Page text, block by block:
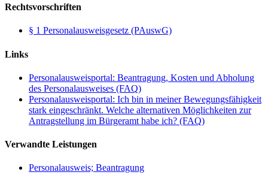
Rechtsvorschriften
§ 1 Personalausweisgesetz (PAuswG)
Links
Personalausweisportal: Beantragung, Kosten und Abholung
des Personalausweises (FAQ)
Personalausweisportal: Ich bin in meiner Bewegungsfähigkeit
stark eingeschränkt. Welche alternativen Möglichkeiten zur
Antragstellung im Bürgeramt habe ich? (FAQ)
Verwandte Leistungen
Personalausweis; Beantragung